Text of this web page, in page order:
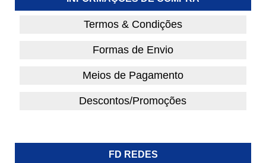
Termos & Condições
Formas de Envio
Meios de Pagamento
Descontos/Promoções
FD REDES